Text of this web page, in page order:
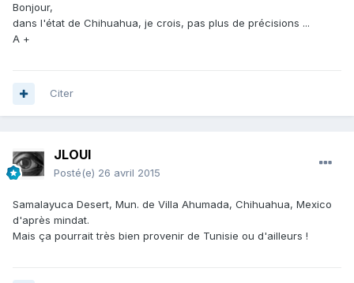
Bonjour,
dans l'état de Chihuahua, je crois, pas plus de précisions ...
A +
Citer
JLOUI
Posté(e) 26 avril 2015
Samalayuca Desert, Mun. de Villa Ahumada, Chihuahua, Mexico
d'après mindat.
Mais ça pourrait très bien provenir de Tunisie ou d'ailleurs !